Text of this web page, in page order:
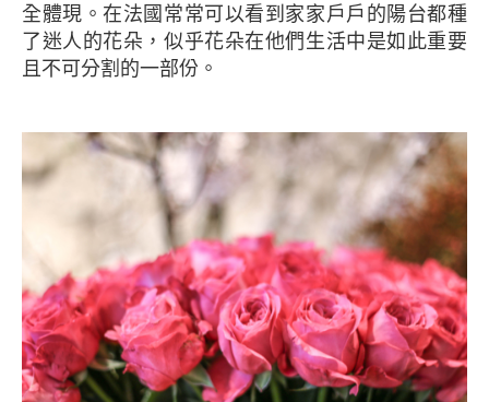
全體現。在法國常常可以看到家家戶戶的陽台都種
了迷人的花朵，似乎花朵在他們生活中是如此重要
且不可分割的一部份。